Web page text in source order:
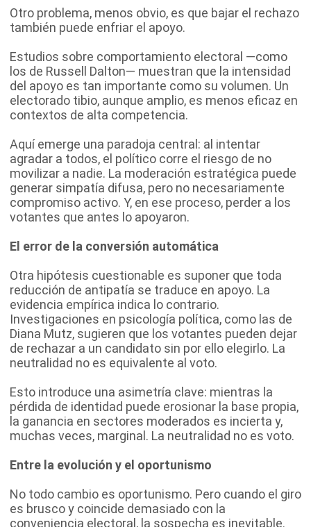
Otro problema, menos obvio, es que bajar el rechazo
también puede enfriar el apoyo.
Estudios sobre comportamiento electoral —como
los de Russell Dalton— muestran que la intensidad
del apoyo es tan importante como su volumen. Un
electorado tibio, aunque amplio, es menos eficaz en
contextos de alta competencia.
Aquí emerge una paradoja central: al intentar
agradar a todos, el político corre el riesgo de no
movilizar a nadie. La moderación estratégica puede
generar simpatía difusa, pero no necesariamente
compromiso activo. Y, en ese proceso, perder a los
votantes que antes lo apoyaron.
El error de la conversión automática
Otra hipótesis cuestionable es suponer que toda
reducción de antipatía se traduce en apoyo. La
evidencia empírica indica lo contrario.
Investigaciones en psicología política, como las de
Diana Mutz, sugieren que los votantes pueden dejar
de rechazar a un candidato sin por ello elegirlo. La
neutralidad no es equivalente al voto.
Esto introduce una asimetría clave: mientras la
pérdida de identidad puede erosionar la base propia,
la ganancia en sectores moderados es incierta y,
muchas veces, marginal. La neutralidad no es voto.
Entre la evolución y el oportunismo
No todo cambio es oportunismo. Pero cuando el giro
es brusco y coincide demasiado con la
conveniencia electoral, la sospecha es inevitable.